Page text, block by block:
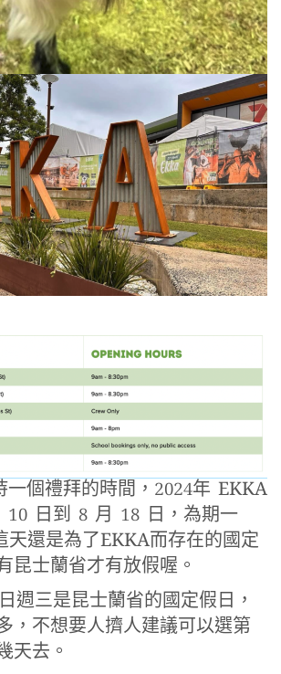
一個禮拜的時間，2024年 EKKA
10 日到 8 月 18 日，為期一
還是為了EKKA而存在的國定
昆士蘭省才有放假喔。
週三是昆士蘭省的國定假日，
，不想要人擠人建議可以選第
天去。